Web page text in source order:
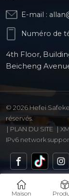
E-mail :
Numéro de
4th Floor,
Beicheng
© 2026 Hefei
réservés.
| PLAN DU SITE |
IPv6 network
Maison